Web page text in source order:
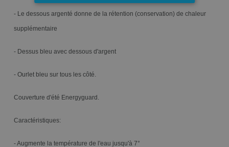
- Le dessous argenté donne de la rétention (conservation) de chaleur
supplémentaire
- Dessus bleu avec dessous d'argent
- Ourlet bleu sur tous les côté.
Couverture d'été Energyguard.
Caractéristiques:
- Augmente la température de l'eau jusqu'à 7°